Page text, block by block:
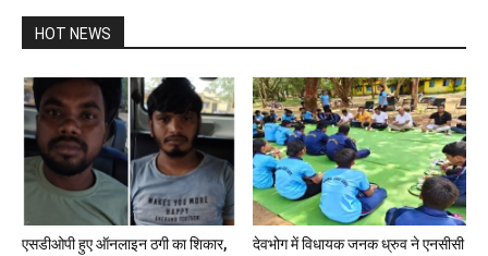
HOT NEWS
एसडीओपी हुए ऑनलाइन ठगी का शिकार,
देवभोग में विधायक जनक ध्रुव ने एनसीसी